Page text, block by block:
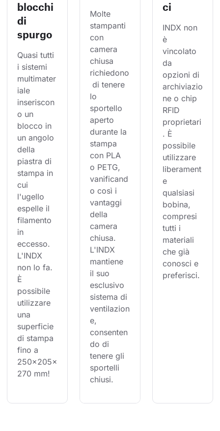
blocchi
di
spurgo
Quasi tutti
i sistemi
multimater
iale
inseriscon
o un
blocco in
un angolo
della
piastra di
stampa in
cui
l'ugello
espelle il
filamento
in
eccesso.
L'INDX
non lo fa.
È
possibile
utilizzare
una
superficie
di stampa
fino a
250×205×
270 mm!
Molte
stampanti
con
camera
chiusa
richiedono
di tenere
lo
sportello
aperto
durante la
stampa
con PLA
o PETG,
vanificand
o così i
vantaggi
della
camera
chiusa.
L'INDX
mantiene
il suo
esclusivo
sistema di
ventilazion
e,
consenten
do di
tenere gli
sportelli
chiusi.
ci
INDX non
è
vincolato
da
opzioni di
archiviazio
ne o chip
RFID
proprietari
. È
possibile
utilizzare
liberament
e
qualsiasi
bobina,
compresi
tutti i
materiali
che già
conosci e
preferisci.